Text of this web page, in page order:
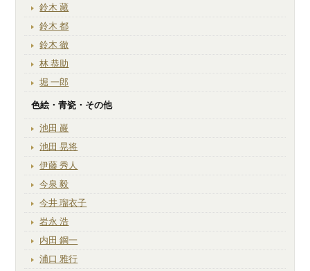
鈴木 藏
鈴木 都
鈴木 徹
林 恭助
堀 一郎
色絵・青瓷・その他
池田 巖
池田 晃将
伊藤 秀人
今泉 毅
今井 瑠衣子
岩永 浩
内田 鋼一
浦口 雅行